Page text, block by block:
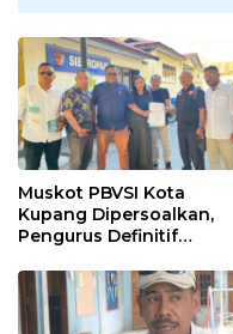
Muskot PBVSI Kota
Kupang Dipersoalkan,
Pengurus Definitif
Polisi